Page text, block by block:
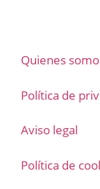
Quienes
Política de
Aviso legal
Política de